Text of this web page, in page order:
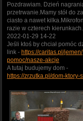
Pozdrawiam. Dzień
przetrwanie.Mamy stół do
ciasto a nawet
razie w czterech
2022-01-29 14-22
Jeśli ktoś by chciał pomóc
link - https://caritas.pl/jemen/
pomoc/nasze-akcje
A tutaj budujemy dom -
https://zrzutka.pl/dom-ktory-